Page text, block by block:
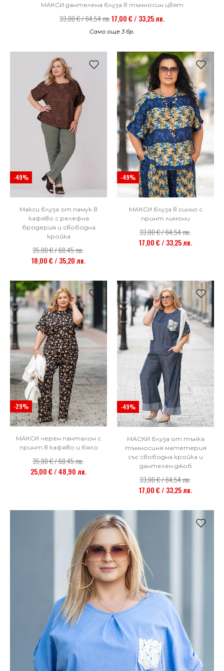
МАКСИ дантелена блуза в тъмносин цвят
33,00 € / 64,54 лв.17,00 € / 33,25 лв.
Само още 3 бр.
-49%
Макси блуза от памук в
кафяво с релефна
бродерия и свободна
кройка
35,00 € / 68,45 лв.
18,00 € / 35,20 лв.
-49%
МАКСИ блуза в синьо с
принт лимони
33,00 € / 64,54 лв.
17,00 € / 33,25 лв.
-29%
МАКСИ черен панталон с
принт в кафяво и бяло
35,00 € / 68,45 лв.
25,00 € / 48,90 лв.
-49%
МАСКИ блуза от тънка
тъмносиня матетерия
със свободна кройка и
дантелен джоб
33,00 € / 64,54 лв.
17,00 € / 33,25 лв.